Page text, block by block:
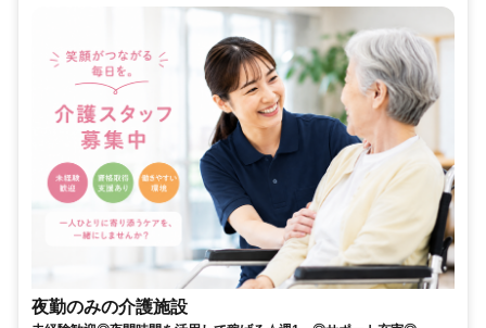
夜勤のみの介護施設